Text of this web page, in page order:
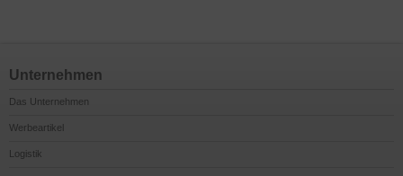
Unternehmen
Das Unternehmen
Werbeartikel
Logistik